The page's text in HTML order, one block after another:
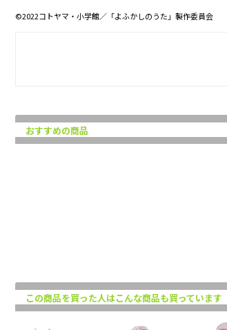
©2022コトヤマ・小学館／「よふかしのうた」製作委員会
おすすめの商品
この商品を買った人はこんな商品も買っています